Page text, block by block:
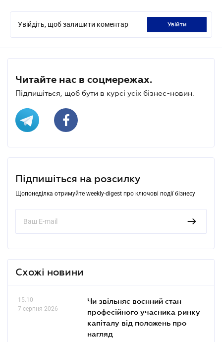
Увійдіть, щоб залишити коментар увійти
Читайте нас в соцмережах.
Підпишіться, щоб бути в курсі усіх бізнес-новин.
Підпишіться на розсилку
Щопонеділка отримуйте weekly-digest про ключові події бізнесу
Схожі новини
15.10
7 серпня 2026
Чи звільняє воєнний стан
професійного учасника ринку
капіталу від положень про
нагляд